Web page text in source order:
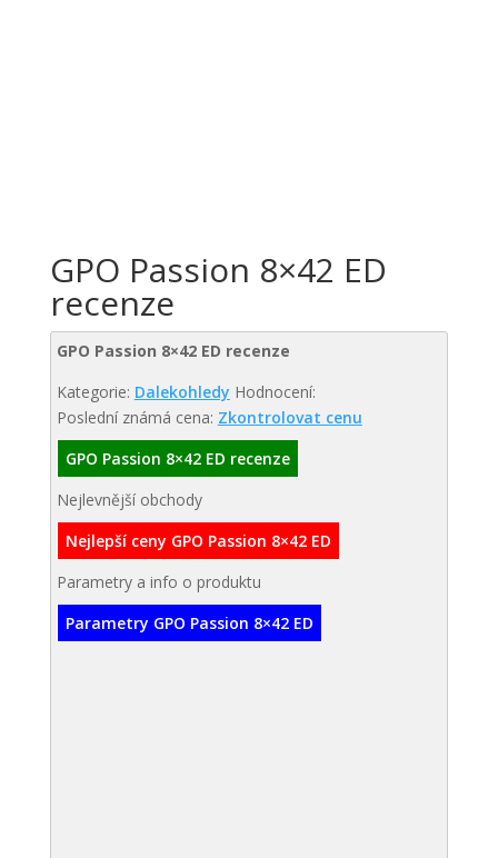
GPO Passion 8×42 ED
recenze
GPO Passion 8×42 ED recenze
Kategorie: Dalekohledy Hodnocení:
Poslední známá cena: Zkontrolovat cenu
GPO Passion 8×42 ED recenze
Nejlevnější obchody
Nejlepší ceny GPO Passion 8×42 ED
Parametry a info o produktu
Parametry GPO Passion 8×42 ED